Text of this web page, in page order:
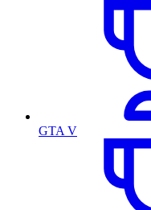
GTA V